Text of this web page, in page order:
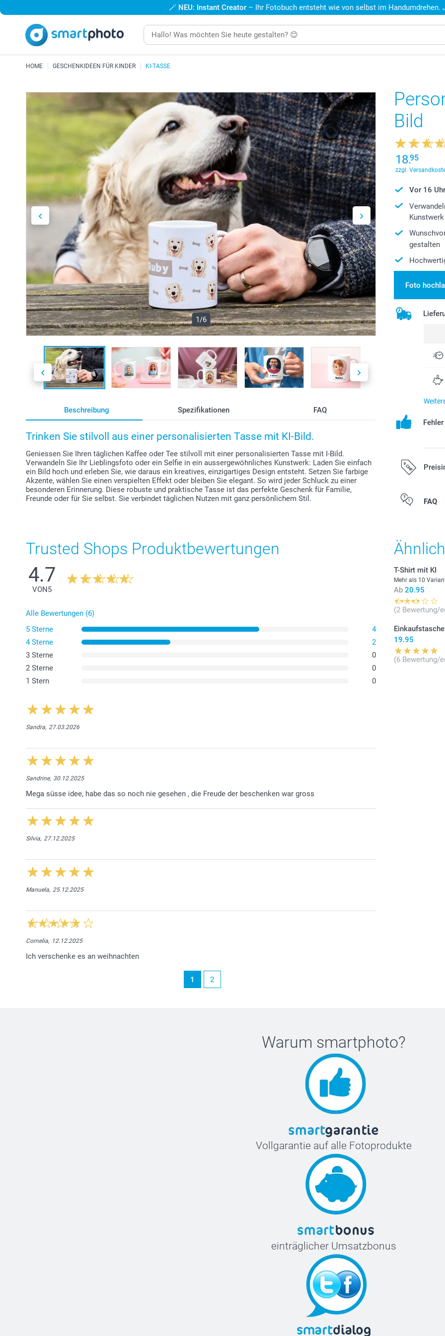
🪄 NEU: Instant Creator – Ihr Fotobuch entsteht wie von selbst im Handumdrehen.
HOME GESCHENKIDEEN FÜR KINDER KI-TASSE
1/6
Beschreibung Spezifikationen FAQ
Trinken Sie stilvoll aus einer personalisierten Tasse mit KI-Bild.
Geniessen Sie Ihren täglichen Kaffee oder Tee stilvoll mit einer personalisierten Tasse mit I-Bild.
Verwandeln Sie Ihr Lieblingsfoto oder ein Selfie in ein aussergewöhnliches Kunstwerk: Laden Sie einfach
ein Bild hoch und erleben Sie, wie daraus ein kreatives, einzigartiges Design entsteht. Setzen Sie farbige
Akzente, wählen Sie einen verspielten Effekt oder bleiben Sie elegant. So wird jeder Schluck zu einer
besonderen Erinnerung. Diese robuste und praktische Tasse ist das perfekte Geschenk für Familie,
Freunde oder für Sie selbst. Sie verbindet täglichen Nutzen mit ganz persönlichem Stil.
Bild
18.95
zzgl.
Vor 16
Kunstwerk
gestalten
Foto
Alle Preise
FAQ
Trusted Shops Produktbewertungen
4.7
VON5
Alle Bewertungen (6)
5 Sterne
4
4 Sterne
2
3 Sterne
0
2 Sterne
0
1 Stern
0
Sandra, 27.03.2026
Sandrine, 30.12.2025
Mega süsse idee, habe das so noch nie gesehen , die Freude der beschenken war gross
Silvia, 27.12.2025
Manuela, 25.12.2025
Cornelia, 12.12.2025
Ich verschenke es an weihnachten
1 2
T-Shirt mit KI
Mehr als 10
Ab 20.95
(2 Bewertung/
19.95
(6 Bewertung/
Warum smartphoto?
Vollgarantie auf alle Fotoprodukte
einträglicher Umsatzbonus